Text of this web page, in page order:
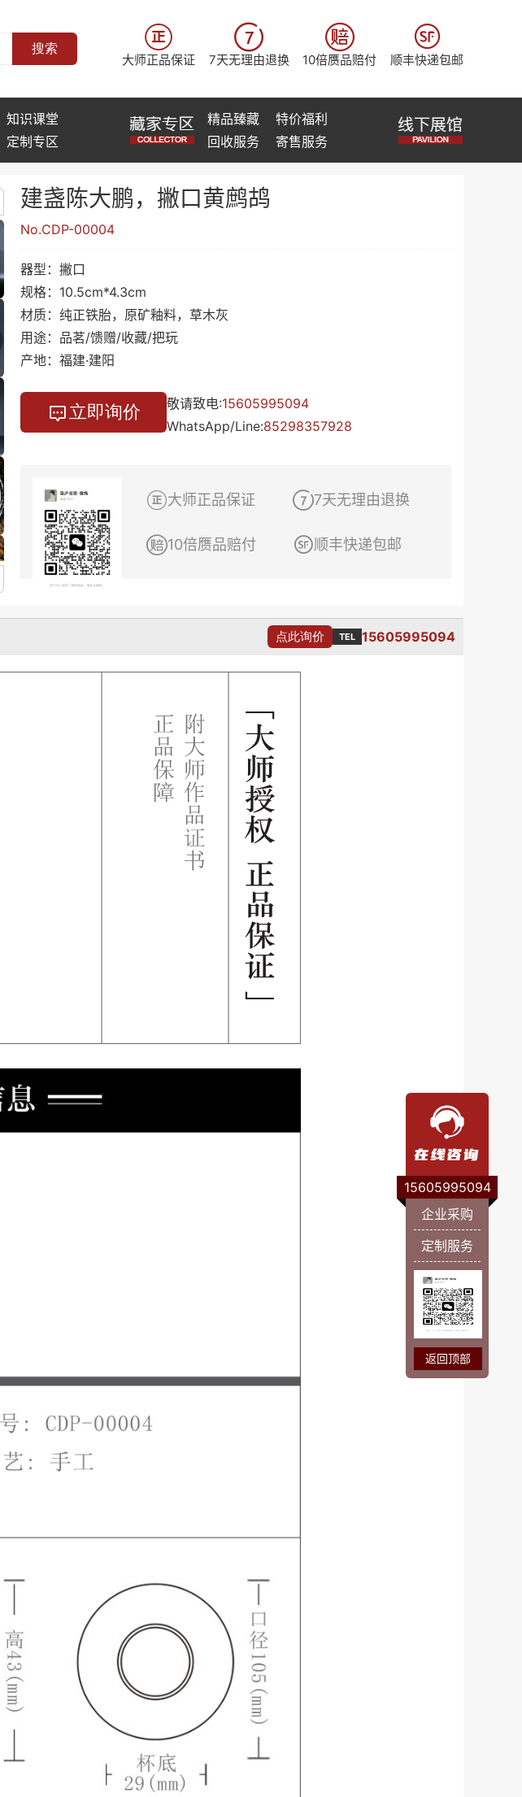
搜索 
大师正品保证

7天无理由退换

10倍赝品赔付

顺丰快递包邮
知识课堂
定制专区
精品臻藏
特价福利
回收服务
寄售服务
建盏陈大鹏，撇口黄鹧鸪
No.CDP-00004
器型：撇口
规格：10.5cm*4.3cm
材质：纯正铁胎，原矿釉料，草木灰
用途：品茗/馈赠/收藏/把玩
产地：福建·建阳
 立即询价 敬请致电:15605995094
WhatsApp/Line:85298357928
大师正品保证 7天无理由退换
10倍赝品赔付 顺丰快递包邮
点此询价 TEL 15605995094
15605995094
企业采购
定制服务
返回顶部